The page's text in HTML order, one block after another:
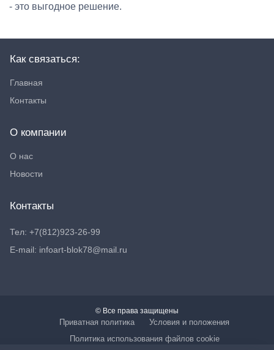
- это выгодное решение.
Как связаться:
Главная
Контакты
О компании
О нас
Новости
Контакты
Тел: +7(812)923-26-99
E-mail: infoart-blok78@mail.ru
© Все права защищены
Приватная политика
Условия и положения
Политика использования файлов cookie